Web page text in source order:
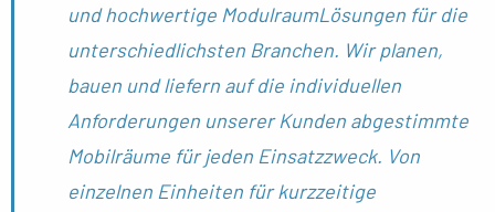
und hochwertige ModulraumLösungen für die
unterschiedlichsten Branchen. Wir planen,
bauen und liefern auf die individuellen
Anforderungen unserer Kunden abgestimmte
Mobilräume für jeden Einsatzzweck. Von
einzelnen Einheiten für kurzzeitige